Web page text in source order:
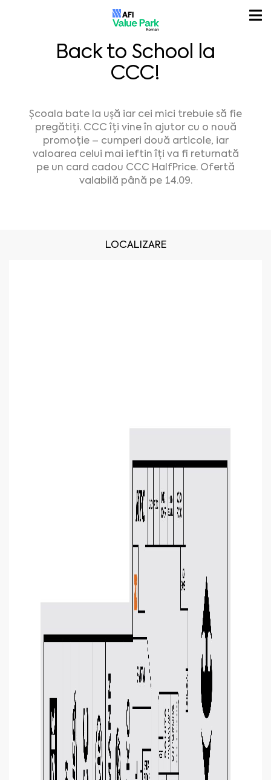
Back to School la
CCC!
Școala bate la ușă iar cei mici trebuie să fie
pregătiți. CCC îți vine în ajutor cu o nouă
promoție – cumperi două articole, iar
valoarea celui mai ieftin îți va fi returnată
pe un card cadou CCC HalfPrice. Ofertă
valabilă până pe 14.09.
LOCALIZARE